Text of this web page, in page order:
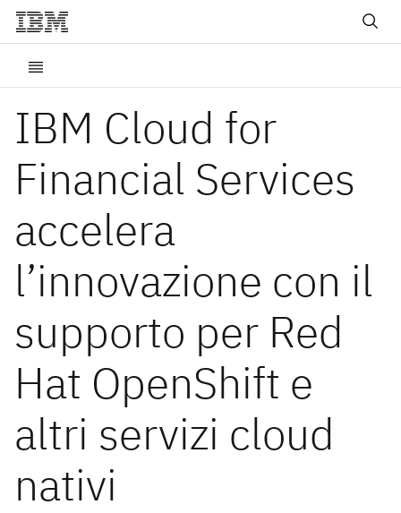
IBM Cloud for
Financial Services
accelera
l’innovazione con il
supporto per Red
Hat OpenShift e
altri servizi cloud
nativi